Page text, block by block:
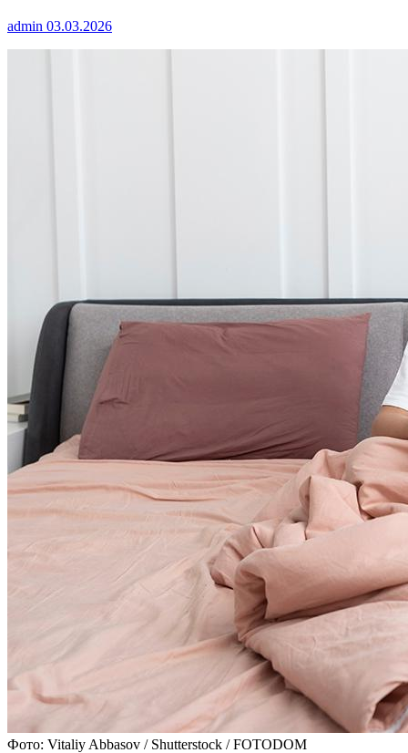
admin 03.03.2026
Фото: Vitaliy Abbasov / Shutterstock / FOTODOM